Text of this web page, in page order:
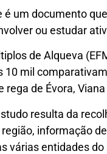
é um documento
ou estudar
de Alqueva
10 mil
de Évora,
resulta da
informação
várias entidades do